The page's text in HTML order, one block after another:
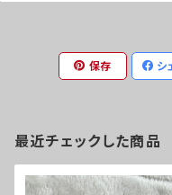
保存 シ
最近チェックした商品